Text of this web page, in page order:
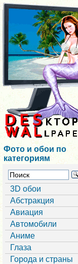
Фото и обои по
категориям
3D обои
Абстракция
Авиация
Автомобили
Аниме
Глаза
Города и страны